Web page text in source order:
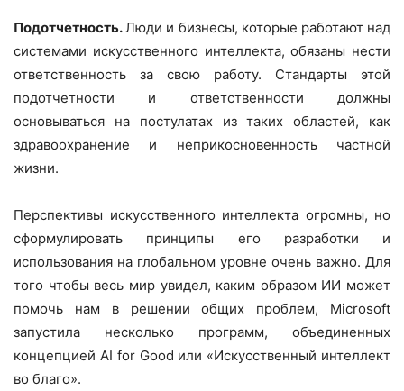
Подотчетность.Люди и бизнесы, которые работают над
системами искусственного интеллекта, обязаны нести
ответственность за свою работу. Стандарты этой
подотчетности и ответственности должны
основываться на постулатах из таких областей, как
здравоохранение и неприкосновенность частной
жизни.
Перспективы искусственного интеллекта огромны, но
сформулировать принципы его разработки и
использования на глобальном уровне очень важно. Для
того чтобы весь мир увидел, каким образом ИИ может
помочь нам в решении общих проблем, Microsoft
запустила несколько программ, объединенных
концепцией AI for Good или «Искусственный интеллект
во благо».